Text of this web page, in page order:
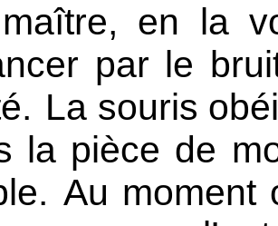
en la
par le
La souris
la pièce de
Au moment